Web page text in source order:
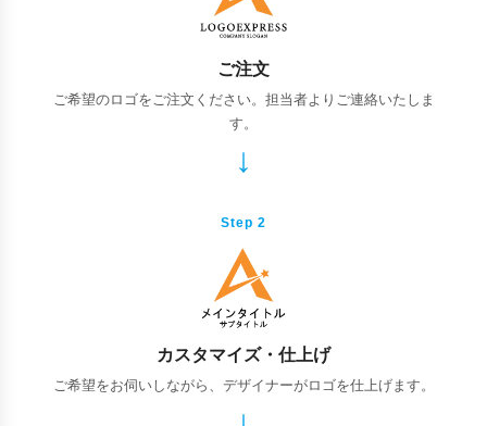
ご注文
ご希望のロゴをご注文ください。担当者よりご連絡いたしま
す。
Step 2
カスタマイズ・仕上げ
ご希望をお伺いしながら、デザイナーがロゴを仕上げます。